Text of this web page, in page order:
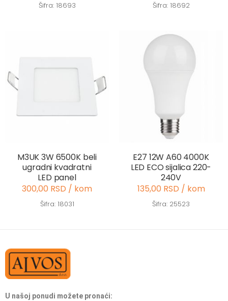
Šifra: 18693 Šifra: 18692
M3UK 3W 6500K beli
ugradni kvadratni
LED panel
300,00 RSD / kom
Šifra: 18031
E27 12W A60 4000K
LED ECO sijalica 220-
240V
135,00 RSD / kom
Šifra: 25523
U našoj ponudi možete pronaći: